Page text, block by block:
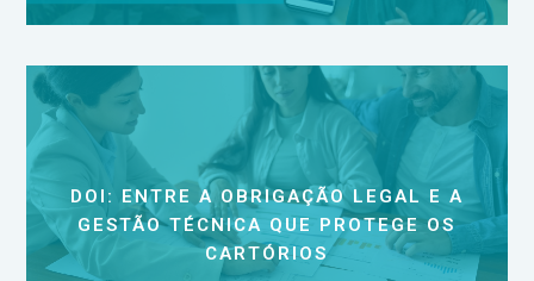
DOI: ENTRE A OBRIGAÇÃO LEGAL E A
GESTÃO TÉCNICA QUE PROTEGE OS
CARTÓRIOS